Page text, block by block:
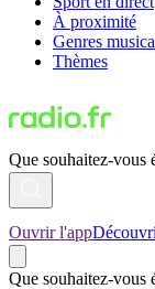
À proximité
Genres
Thèmes
Que souhaitez-vous
Ouvrir l'app
Que souhaitez-vous